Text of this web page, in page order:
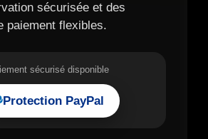
sécurisée et des
paiement flexibles.
sécurisé disponible
Protection PayPal